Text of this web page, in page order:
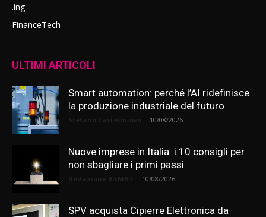
.ing
FinanceTech
ULTIMI ARTICOLI
Smart automation: perché l’AI ridefinisce
la produzione industriale del futuro
- 10/08/2026
Nuove imprese in Italia: i 10 consigli per
non sbagliare i primi passi
- 10/08/2026
SPV acquista Cipierre Elettronica da